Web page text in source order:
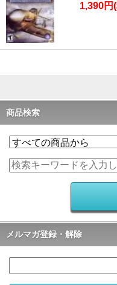
1,390円
商品検索
メルマガ登録・解除